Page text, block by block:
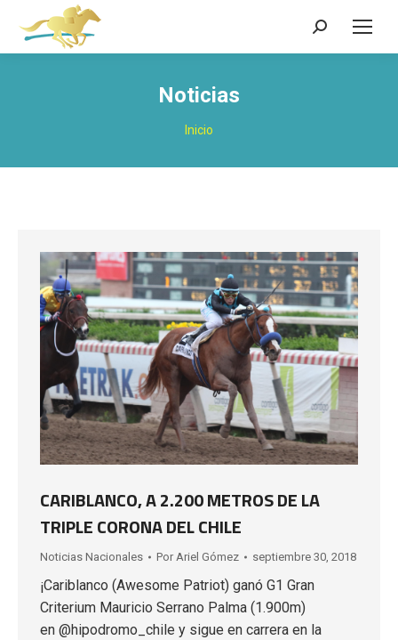
Buscar:
Noticias
Estás aquí:
Inicio
CARIBLANCO, A 2.200 METROS DE LA
TRIPLE CORONA DEL CHILE
Noticias Nacionales Por Ariel Gómez septiembre 30, 2018
¡Cariblanco (Awesome Patriot) ganó G1 Gran
Criterium Mauricio Serrano Palma (1.900m)
en @hipodromo_chile y sigue en carrera en la